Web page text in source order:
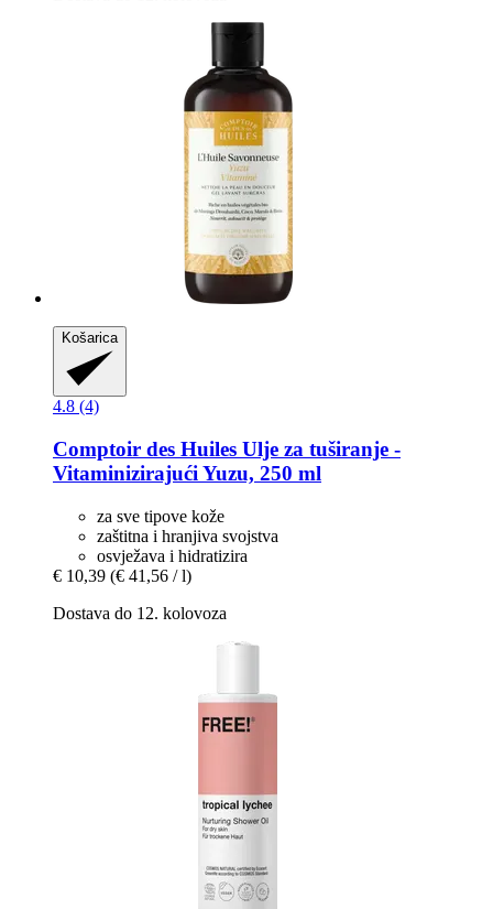
Košarica
4.8 (4)
Comptoir des Huiles Ulje za tuširanje -​
Vitaminizirajući Yuzu, 250 ml
za sve tipove kože
zaštitna i hranjiva svojstva
osvježava i hidratizira
€ 10,39 (€ 41,56 / l)
Dostava do 12. kolovoza